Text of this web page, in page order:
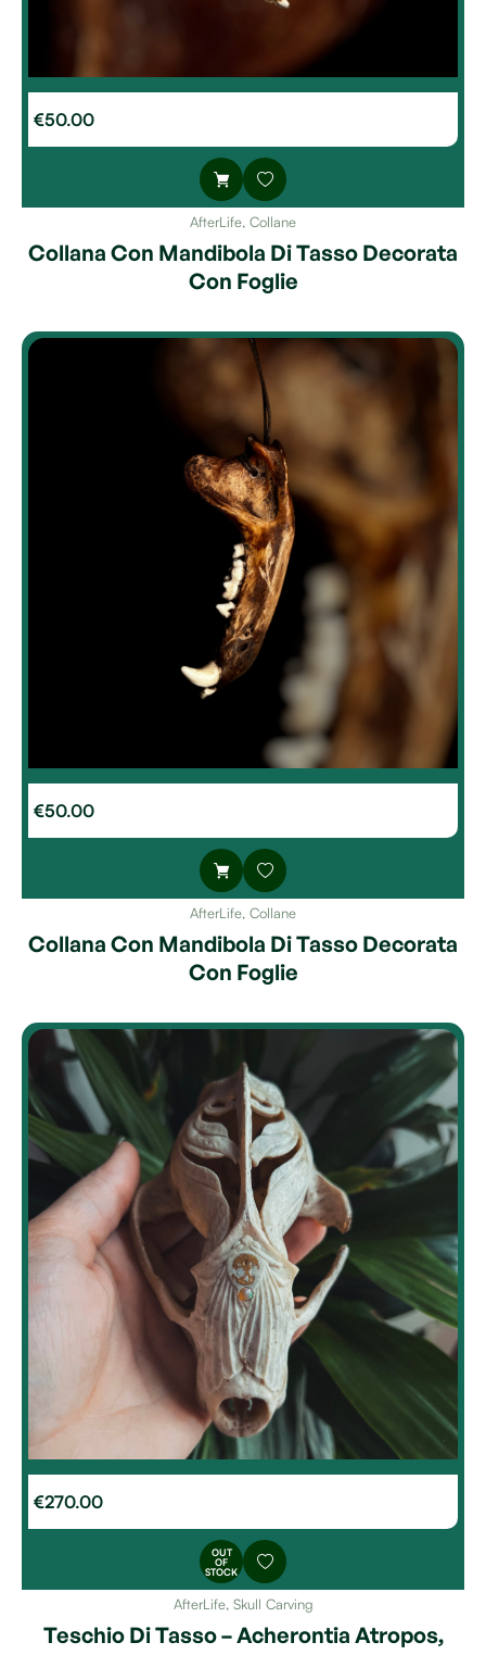
€50.00
AfterLife, Collane
Collana Con Mandibola Di Tasso Decorata
Con Foglie
€50.00
AfterLife, Collane
Collana Con Mandibola Di Tasso Decorata
Con Foglie
€270.00
OUT
OF
STOCK
AfterLife, Skull Carving
Teschio Di Tasso – Acherontia Atropos,